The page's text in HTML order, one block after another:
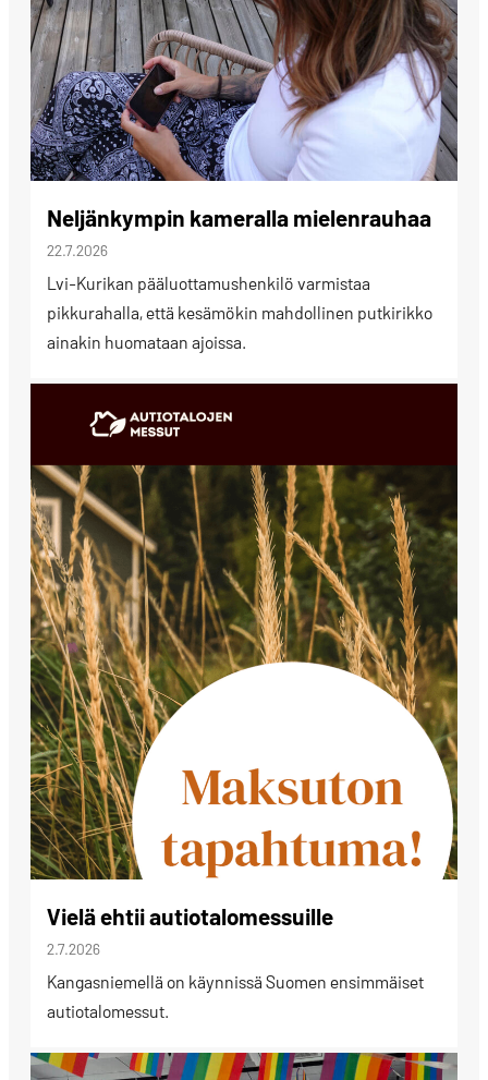
Neljänkympin kameralla mielenrauhaa
22.7.2026
Lvi-Kurikan pääluottamushenkilö varmistaa
pikkurahalla, että kesämökin mahdollinen putkirikko
ainakin huomataan ajoissa.
Vielä ehtii autiotalomessuille
2.7.2026
Kangasniemellä on käynnissä Suomen ensimmäiset
autiotalomessut.